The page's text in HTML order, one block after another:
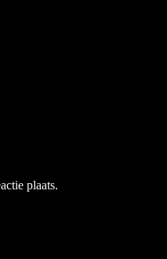
plaats.